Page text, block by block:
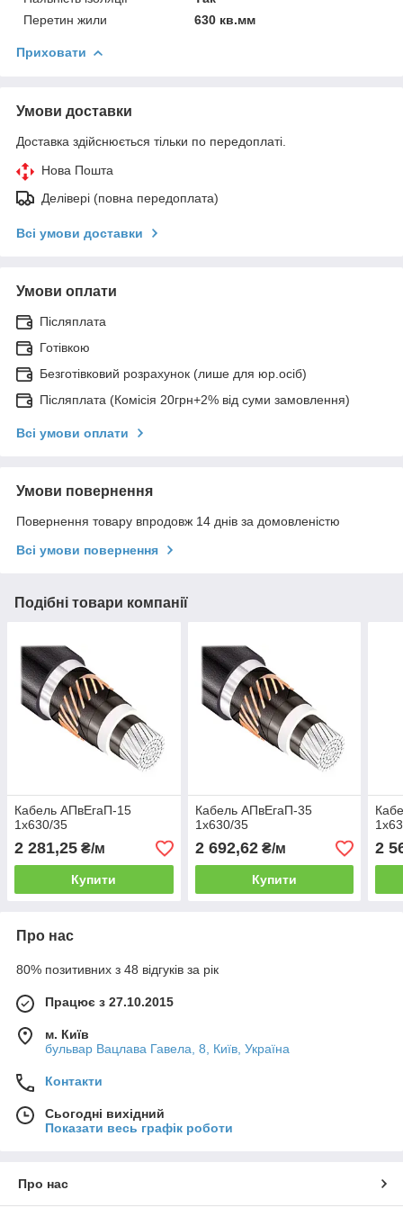
Перетин жили
630 кв.мм
Приховати
Умови доставки
Доставка здійснюється тільки по передоплаті.
Нова Пошта
Делівері (повна передоплата)
Всі умови доставки
Умови оплати
Післяплата
Готівкою
Безготівковий розрахунок (лише для юр.осіб)
Післяплата (Комісія 20грн+2% від суми замовлення)
Всі умови оплати
Умови повернення
Повернення товару впродовж 14 днів за домовленістю
Всі умови повернення
Подібні товари компанії
Кабель АПвЕгаП-15
1х630/35
2 281,25 ₴/м
Купити
Кабель АПвЕгаП-35
1х630/35
2 692,62₴/м
Купити
2
Про нас
80% позитивних з 48 відгуків за рік
Працює з 27.10.2015
м. Київ
бульвар Вацлава Гавела, 8, Київ, Україна
Контакти
Сьогодні вихідний
Показати весь графік роботи
Про нас